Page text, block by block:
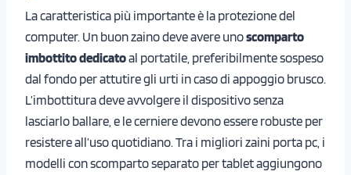
La caratteristica più importante è la protezione del
computer. Un buon zaino deve avere unoscomparto
imbottito dedicatoal portatile, preferibilmente sospeso
dal fondo per attutire gli urti in caso di appoggio brusco.
L’imbottitura deve avvolgere il dispositivo senza
lasciarlo ballare, e le cerniere devono essere robuste per
resistere all’uso quotidiano. Tra i migliori zaini porta pc, i
modelli con scomparto separato per tablet aggiungono